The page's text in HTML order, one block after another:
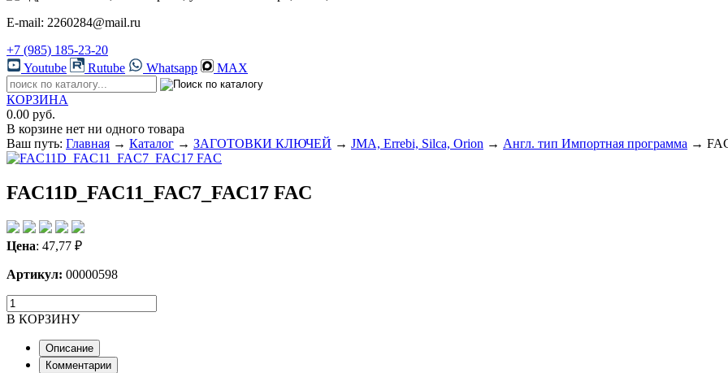
E-mail: 2260284@mail.ru
+7 (985) 185-23-20
Youtube
Rutube Whatsapp MAX
КОРЗИНА
0.00 руб.
В корзине нет ни одного товара
Ваш путь: Главная → Каталог → ЗАГОТОВКИ КЛЮЧЕЙ → JMA, Errebi, Silca, Orion → Англ. тип Импортная программа →
FAC11D_FAC11_FAC7_FAC17 FAC
Цена: 47,77 ₽
Артикул: 00000598
В КОРЗИНУ
Описание
Комментарии